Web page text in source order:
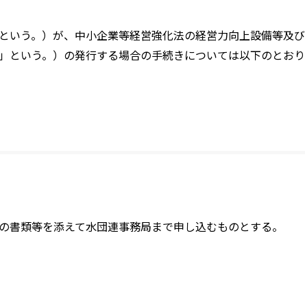
う。）が、中小企業等経営強化法の経営力向上設備等及び
いう。）の発行する場合の手続きについては以下のとおり
類等を添えて水団連事務局まで申し込むものとする。